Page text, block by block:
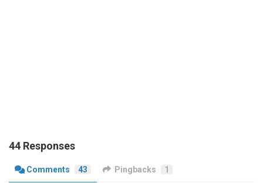
44 Responses
Comments 43 Pingbacks 1